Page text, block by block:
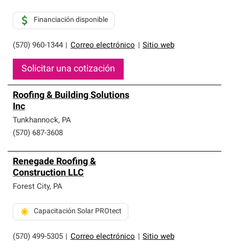
(570) 960-1344 Correo electrónico Sitio web
Financiación disponible
Solicitar una cotización
Roofing & Building Solutions
Inc
Tunkhannock, PA
(570) 687-3608
Renegade Roofing &
Construction LLC
Forest City, PA
(570) 499-5305 Correo electrónico Sitio web
Capacitación Solar PROtect